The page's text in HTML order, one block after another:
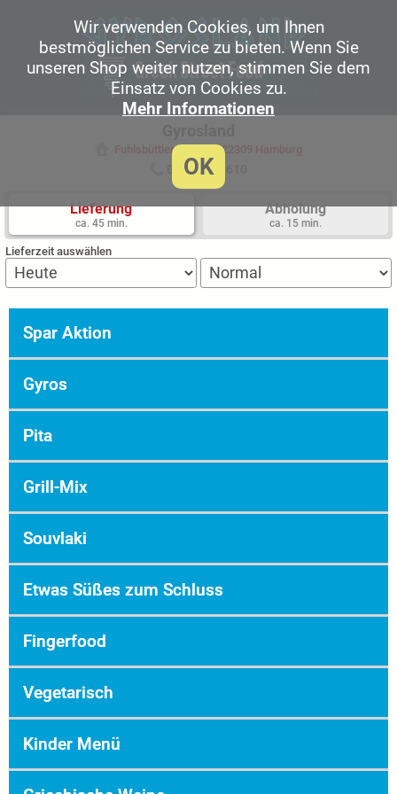
Fuhlsbüttler Str. 412, 22309 Hamburg
040 84305610
Lieferung
ca. 45 min.
Abholung
ca. 15 min.
Lieferzeit auswählen
Spar Aktion
Gyros
Pita
Grill-Mix
Souvlaki
Etwas Süßes zum Schluss
Fingerfood
Vegetarisch
Kinder Menü
Wir verwenden Cookies, um Ihnen
bestmöglichen Service zu bieten. Wenn Sie
unseren Shop weiter nutzen, stimmen Sie dem
Einsatz von Cookies zu.
Mehr Informationen
OK